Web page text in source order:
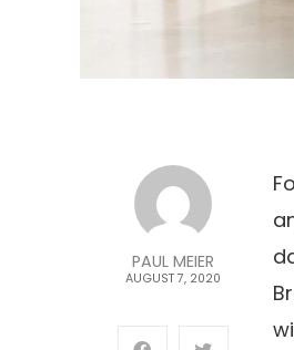
PAUL MEIER
AUGUST 7, 2020